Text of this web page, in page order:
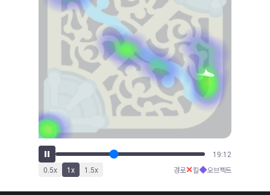
21:15
0.5x 1x 1.5x 경로✕킬◆오브젝트